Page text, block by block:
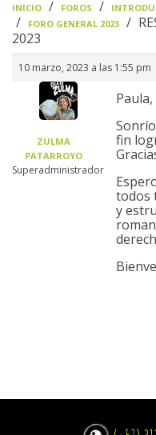
INICIO FOROS
FORO GENERAL 2023
2023
10 marzo, 2023 a las 1:55 pm
ZULMA
PATARROYO
Superadministrador
Paula,
fin
todos
y